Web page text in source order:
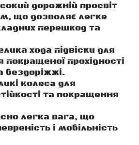
дорожній просвіт
що дозволяє легке
перешкод та
хода підвіски для
покращеної прохідності
бездоріжжі.
колеса для
та покращення
легка вага, що
і мобільність